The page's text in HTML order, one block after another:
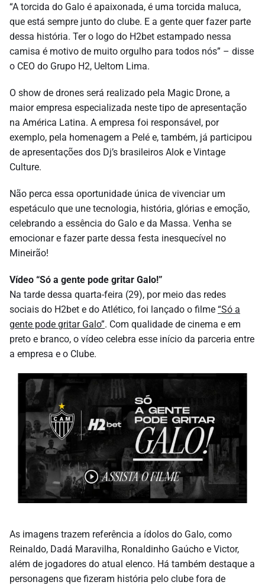
“A torcida do Galo é apaixonada, é uma torcida maluca,
que está sempre junto do clube. E a gente quer fazer parte
dessa história. Ter o logo do H2bet estampado nessa
camisa é motivo de muito orgulho para todos nós” – disse
o CEO do Grupo H2, Ueltom Lima.
O show de drones será realizado pela Magic Drone, a
maior empresa especializada neste tipo de apresentação
na América Latina. A empresa foi responsável, por
exemplo, pela homenagem a Pelé e, também, já participou
de apresentações dos Dj’s brasileiros Alok e Vintage
Culture.
Não perca essa oportunidade única de vivenciar um
espetáculo que une tecnologia, história, glórias e emoção,
celebrando a essência do Galo e da Massa. Venha se
emocionar e fazer parte dessa festa inesquecível no
Mineirão!
Vídeo “Só a gente pode gritar Galo!”
Na tarde dessa quarta-feira (29), por meio das redes
sociais do H2bet e do Atlético, foi lançado o filme “Só a
gente pode gritar Galo”. Com qualidade de cinema e em
preto e branco, o vídeo celebra esse início da parceria entre
a empresa e o Clube.
As imagens trazem referência a ídolos do Galo, como
Reinaldo, Dadá Maravilha, Ronaldinho Gaúcho e Victor,
além de jogadores do atual elenco. Há também destaque a
personagens que fizeram história pelo clube fora de